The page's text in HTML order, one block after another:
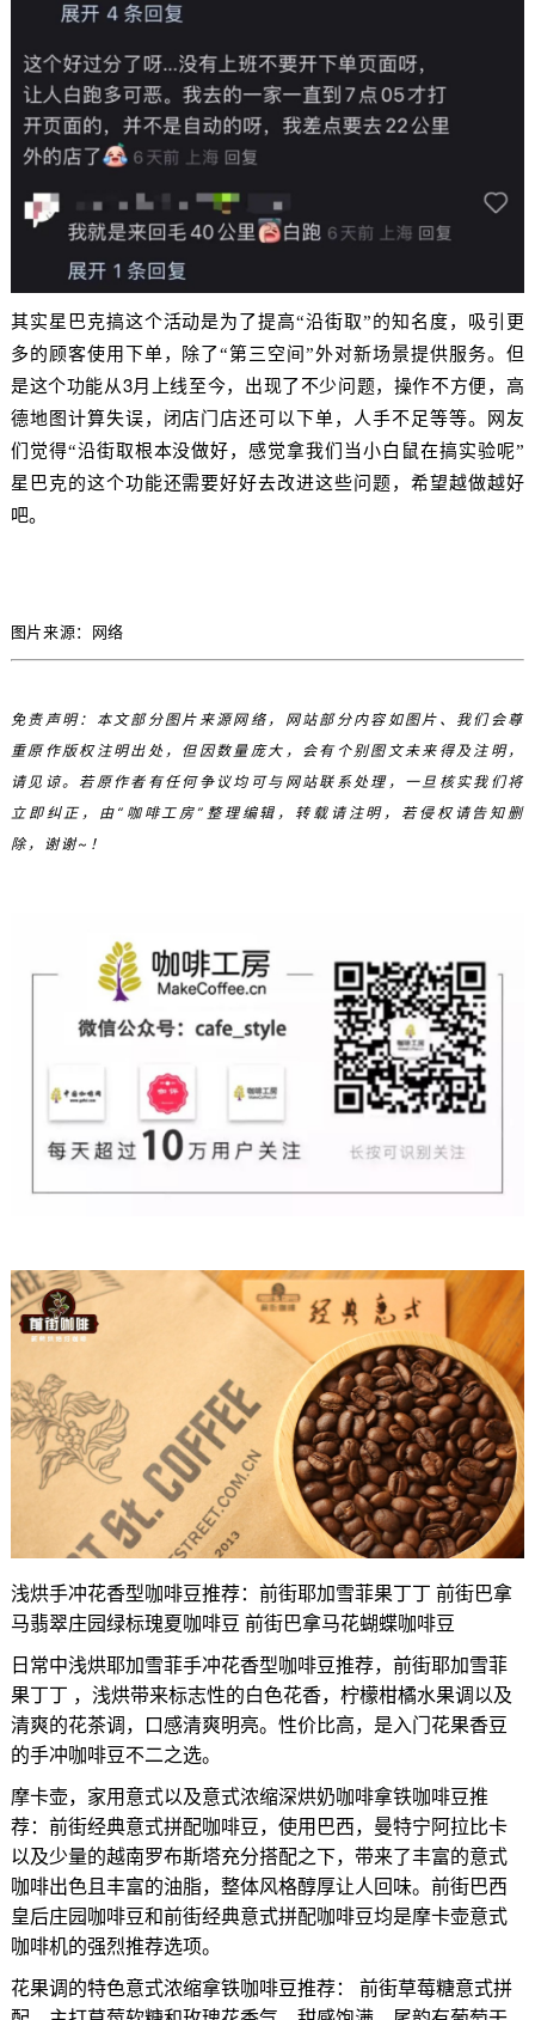
其实星巴克搞这个活动是为了提高“沿街取”的知名度，吸引更
多的顾客使用下单，除了“第三空间”外对新场景提供服务。但
是这个功能从3月上线至今，出现了不少问题，操作不方便，高
德地图计算失误，闭店门店还可以下单，人手不足等等。网友
们觉得“沿街取根本没做好，感觉拿我们当小白鼠在搞实验呢”
星巴克的这个功能还需要好好去改进这些问题，希望越做越好
吧。
图片来源：网络
免责声明：本文部分图片来源网络，网站部分内容如图片、我们会尊
重原作版权注明出处，但因数量庞大，会有个别图文未来得及注明，
请见谅。若原作者有任何争议均可与网站联系处理，一旦核实我们将
立即纠正，由“咖啡工房”整理编辑，转载请注明，若侵权请告知删
除，谢谢~！
浅烘手冲花香型咖啡豆推荐：前街耶加雪菲果丁丁 前街巴拿
马翡翠庄园绿标瑰夏咖啡豆 前街巴拿马花蝴蝶咖啡豆
日常中浅烘耶加雪菲手冲花香型咖啡豆推荐，前街耶加雪菲
果丁丁 ，浅烘带来标志性的白色花香，柠檬柑橘水果调以及
清爽的花茶调，口感清爽明亮。性价比高，是入门花果香豆
的手冲咖啡豆不二之选。
摩卡壶，家用意式以及意式浓缩深烘奶咖啡拿铁咖啡豆推
荐：前街经典意式拼配咖啡豆，使用巴西，曼特宁阿拉比卡
以及少量的越南罗布斯塔充分搭配之下，带来了丰富的意式
咖啡出色且丰富的油脂，整体风格醇厚让人回味。前街巴西
皇后庄园咖啡豆和前街经典意式拼配咖啡豆均是摩卡壶意式
咖啡机的强烈推荐选项。
花果调的特色意式浓缩拿铁咖啡豆推荐： 前街草莓糖意式拼